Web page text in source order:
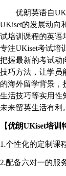
优朗英语自
UKiset的发展动向
试培训课程的英语
专注UKiset考试培
把握最新的考试动
技巧方法，让学员
的海外留学背景，
生活技巧等实用性
未来留英生活有利。
【优朗UKiset培训
1.个性化的定制课
2.配备六对一的服